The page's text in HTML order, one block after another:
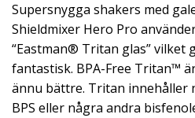
Supersnygga shakers med
Shieldmixer Hero Pro
“Eastman® Tritan glas” vilket
fantastisk. BPA-Free Tritan™
ännu bättre. Tritan innehåller
BPS eller några andra